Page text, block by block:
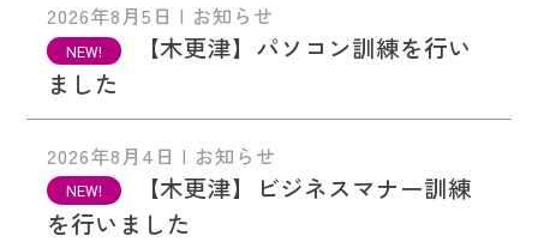
2026年8月5日 | お知らせ
【木更津】パソコン訓練を行い
ました
2026年8月4日 | お知らせ
【木更津】ビジネスマナー訓練
を行いました